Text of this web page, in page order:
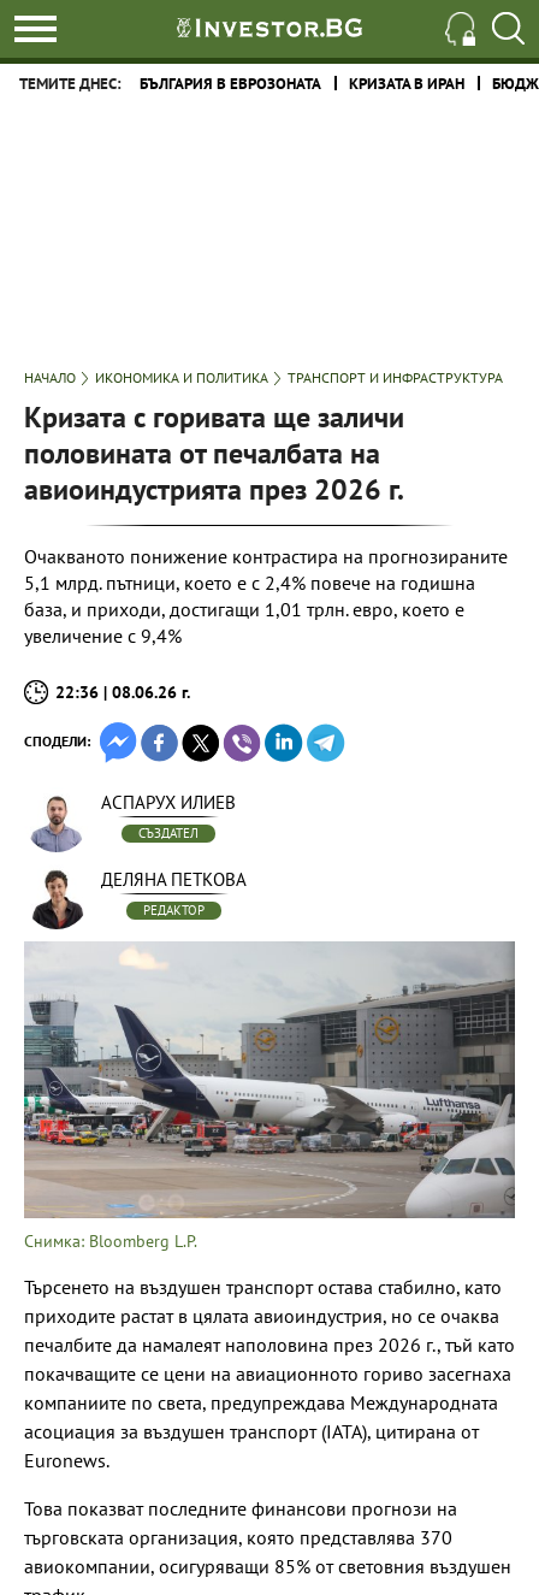
ТЕМИТЕ ДНЕС: БЪЛГАРИЯ В ЕВРОЗОНАТА КРИЗАТА В ИРАН
НАЧАЛО ИКОНОМИКА И ПОЛИТИКА ТРАНСПОРТ И ИНФРАСТРУКТУРА
Кризата с горивата ще заличи
половината от печалбата на
авиоиндустрията през 2026 г.
Очакваното понижение контрастира на прогнозираните
5,1 млрд. пътници, което е с 2,4% повече на годишна
база, и приходи, достигащи 1,01 трлн. евро, което е
увеличение с 9,4%
22:36 | 08.06.26 г.
СПОДЕЛИ:
АСПАРУХ ИЛИЕВ
СЪЗДАТЕЛ
ДЕЛЯНА ПЕТКОВА
РЕДАКТОР
Снимка: Bloomberg L.P.
Търсенето на въздушен транспорт остава стабилно, като
приходите растат в цялата авиоиндустрия, но се очаква
печалбите да намалеят наполовина през 2026 г., тъй като
покачващите се цени на авиационното гориво засегнаха
компаниите по света, предупреждава Международната
асоциация за въздушен транспорт (IATA), цитирана от
Euronews.
Това показват последните финансови прогнози на
търговската организация, която представлява 370
авиокомпании, осигуряващи 85% от световния въздушен